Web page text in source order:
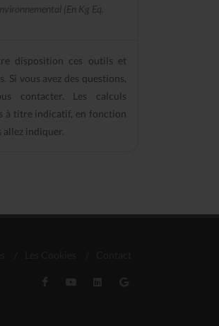
(En Kg Eq.
disposition ces outils et
Si vous avez des questions,
contacter. Les calculs
à titre indicatif, en fonction
allez indiquer.